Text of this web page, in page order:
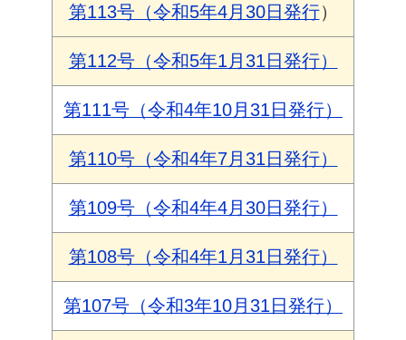
第113号（令和5年4月30日発行）
第112号（令和5年1月31日発行）
第111号（令和4年10月31日発行）
第110号（令和4年7月31日発行）
第109号（令和4年4月30日発行）
第108号（令和4年1月31日発行）
第107号（令和3年10月31日発行）